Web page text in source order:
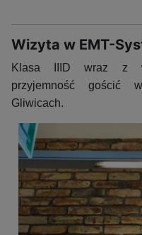
Wizyta w EMT-
Klasa IIID wraz z
przyjemność gościć
Gliwicach.